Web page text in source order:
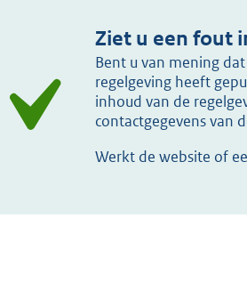
Ziet u een fout
Bent u van mening
regelgeving heeft
inhoud van de
contactgegevens van
Werkt de website of